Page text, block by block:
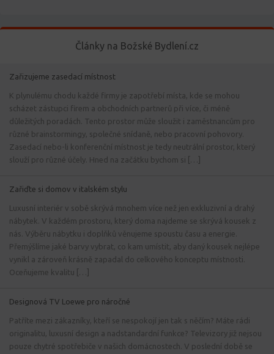
Články na Božské Bydlení.cz
Zařizujeme zasedací místnost
K plynulému chodu každé firmy je zapotřebí místa, kde se mohou
scházet zástupci firem a obchodních partnerů při více, či méně
důležitých poradách. Tento prostor může sloužit i zaměstnancům pro
různé brainstormingy, společné snídaně, nebo pracovní pohovory.
Zasedací nebo-li konferenční místnost je tedy neutrální prostor, který
slouží pro různé účely. Hned na začátku bychom si […]
Zařiďte si domov v italském stylu
Luxusní interiér v sobě skrývá mnohem více než jen exkluzivní a drahý
nábytek. V každém prostoru, který doma najdeme se skrývá kousek z
nás. Výběru nábytku i doplňků věnujeme spoustu času a energie.
Přemýšlíme jaké barvy vybrat, co kam umístit, aby daný kousek nejlépe
vynikl a zároveň krásně zapadal do celkového konceptu místnosti.
Oceňujeme kvalitu […]
Designová TV Loewe pro náročné
Patříte mezi zákazníky, kteří se nespokojí jen tak s něčím? Máte rádi
originalitu, luxusní design a nadstandardní funkce? Televizory již nejsou
pouze chytré spotřebiče v našich domácnostech. V poslední době se